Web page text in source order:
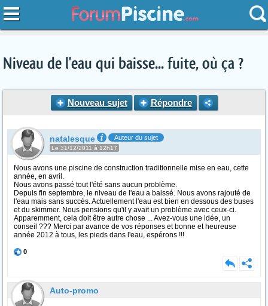
Niveau de l'eau qui baisse... fuite, où ça ?
Nouveau sujet Répondre
natalesque Auteur du sujet
Le 31/12/2011 à 12h17
Nous avons une piscine de construction traditionnelle mise en eau, cette
année, en avril.
Nous avons passé tout l'été sans aucun problème.
Depuis fin septembre, le niveau de l'eau a baissé. Nous avons rajouté de
l'eau mais sans succès. Actuellement l'eau est bien en dessous des buses
et du skimmer. Nous pensions qu'il y avait un problème avec ceux-ci.
Apparemment, cela doit être autre chose ... Avez-vous une idée, un
conseil ??? Merci par avance de vos réponses et bonne et heureuse
année 2012 à tous, les pieds dans l'eau, espérons !!!
0
Auto-promo